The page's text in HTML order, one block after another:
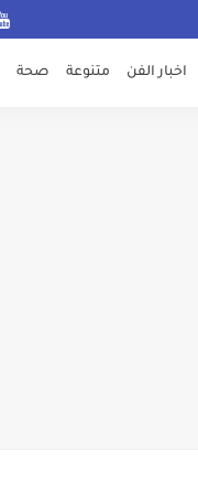
اخبار الفن متنوعة صحة